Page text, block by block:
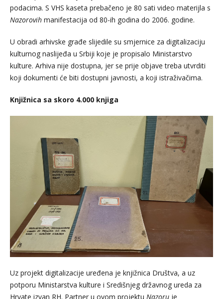
podacima. S VHS kaseta prebačeno je 80 sati video materijla s
Nazorovih manifestacija od 80-ih godina do 2006. godine.
U obradi arhivske građe slijedile su smjernice za digitalizaciju
kulturnog naslijeđa u Srbiji koje je propisalo Ministarstvo
kulture. Arhiva nije dostupna, jer se prije objave treba utvrditi
koji dokumenti će biti dostupni javnosti, a koji istraživačima.
Knjižnica sa skoro 4.000 knjiga
Uz projekt digitalizacije uređena je knjižnica Društva, a uz
potporu Ministarstva kulture i Središnjeg državnog ureda za
Hrvate izvan RH. Partner u ovom projektu Nazoru je